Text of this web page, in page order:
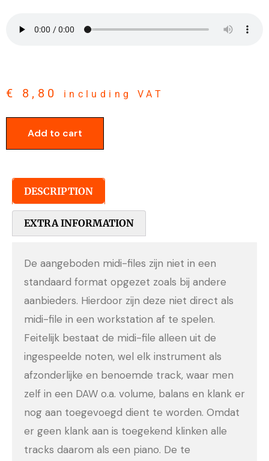
€ 8,80 including VAT
Add to cart
DESCRIPTION
EXTRA INFORMATION
De aangeboden midi-files zijn niet in een
standaard format opgezet zoals bij andere
aanbieders. Hierdoor zijn deze niet direct als
midi-file in een workstation af te spelen.
Feitelijk bestaat de midi-file alleen uit de
ingespeelde noten, wel elk instrument als
afzonderlijke en benoemde track, waar men
zelf in een DAW o.a. volume, balans en klank er
nog aan toegevoegd dient te worden. Omdat
er geen klank aan is toegekend klinken alle
tracks daarom als een piano. De te